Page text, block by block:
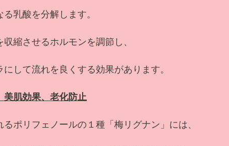
乳酸を分解します。
縮させるホルモンを調節し、
にして流れを良くする効果があります。
美肌効果、老化防止
ポリフェノールの１種「梅リグナン」には、